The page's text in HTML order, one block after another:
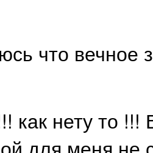
что вечное
как нету то